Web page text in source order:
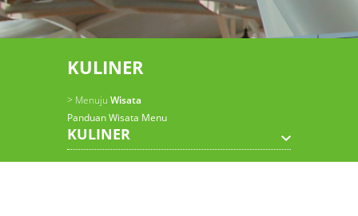
KULINER
> Menuju Wisata
Panduan Wisata Menu
KULINER